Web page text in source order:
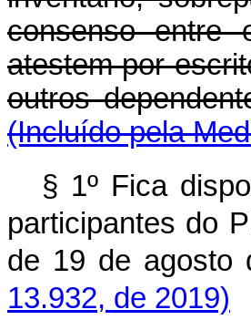
consenso entre
atestem por
outros
(Incluído pela
§ 1º Fica
participantes do
de 19 de
13.932, de 2019)